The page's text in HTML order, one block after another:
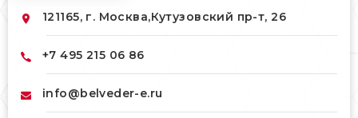
121165, г. Москва,Кутузовский пр-т, 26
+7 495 215 06 86
info@belveder-e.ru